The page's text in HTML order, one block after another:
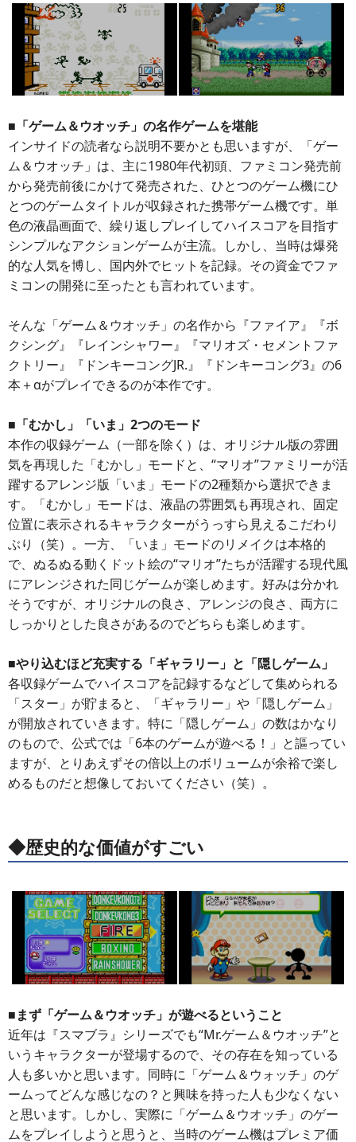
■「ゲーム＆ウオッチ」の名作ゲームを堪能
インサイドの読者なら説明不要かとも思いますが、「ゲー
ム＆ウオッチ」は、主に1980年代初頭、ファミコン発売前
から発売前後にかけて発売された、ひとつのゲーム機にひ
とつのゲームタイトルが収録された携帯ゲーム機です。単
色の液晶画面で、繰り返しプレイしてハイスコアを目指す
シンプルなアクションゲームが主流。しかし、当時は爆発
的な人気を博し、国内外でヒットを記録。その資金でファ
ミコンの開発に至ったとも言われています。
そんな「ゲーム＆ウオッチ」の名作から『ファイア』『ボ
クシング』『レインシャワー』『マリオズ・セメントファ
クトリー』『ドンキーコングJR.』『ドンキーコング3』の6
本＋αがプレイできるのが本作です。
■「むかし」「いま」2つのモード
本作の収録ゲーム（一部を除く）は、オリジナル版の雰囲
気を再現した「むかし」モードと、“マリオ”ファミリーが活
躍するアレンジ版「いま」モードの2種類から選択できま
す。「むかし」モードは、液晶の雰囲気も再現され、固定
位置に表示されるキャラクターがうっすら見えるこだわり
ぶり（笑）。一方、「いま」モードのリメイクは本格的
で、ぬるぬる動くドット絵の“マリオ”たちが活躍する現代風
にアレンジされた同じゲームが楽しめます。好みは分かれ
そうですが、オリジナルの良さ、アレンジの良さ、両方に
しっかりとした良さがあるのでどちらも楽しめます。
■やり込むほど充実する「ギャラリー」と「隠しゲーム」
各収録ゲームでハイスコアを記録するなどして集められる
「スター」が貯まると、「ギャラリー」や「隠しゲーム」
が開放されていきます。特に「隠しゲーム」の数はかなり
のもので、公式では「6本のゲームが遊べる！」と謳ってい
ますが、とりあえずその倍以上のボリュームが余裕で楽し
めるものだと想像しておいてください（笑）。
◆歴史的な価値がすごい
■まず「ゲーム＆ウオッチ」が遊べるということ
近年は『スマブラ』シリーズでも“Mr.ゲーム＆ウオッチ”と
いうキャラクターが登場するので、その存在を知っている
人も多いかと思います。同時に「ゲーム＆ウォッチ」のゲ
ームってどんな感じなの？と興味を持った人も少なくない
と思います。しかし、実際に「ゲーム＆ウオッチ」のゲー
ムをプレイしようと思うと、当時のゲーム機はプレミア価